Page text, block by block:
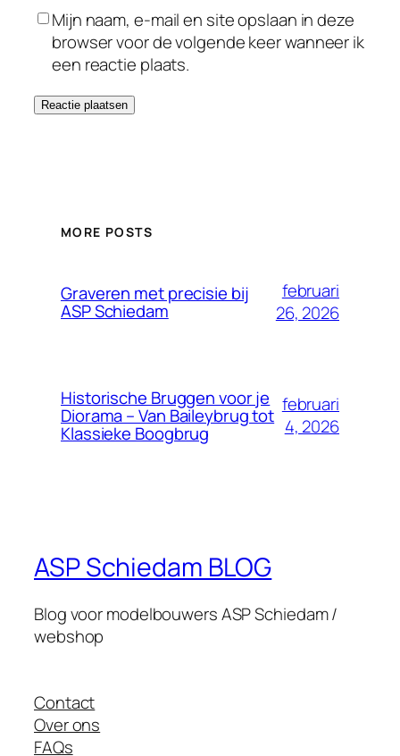
Mijn naam, e-mail en site opslaan in deze
browser voor de volgende keer wanneer ik
een reactie plaats.
MORE POSTS
Graveren met precisie bij
ASP Schiedam
februari
26, 2026
Historische Bruggen voor je
Diorama – Van Baileybrug tot
Klassieke Boogbrug
februari
4, 2026
ASP Schiedam BLOG
Blog voor modelbouwers ASP Schiedam /
webshop
Contact
Over ons
FAQs